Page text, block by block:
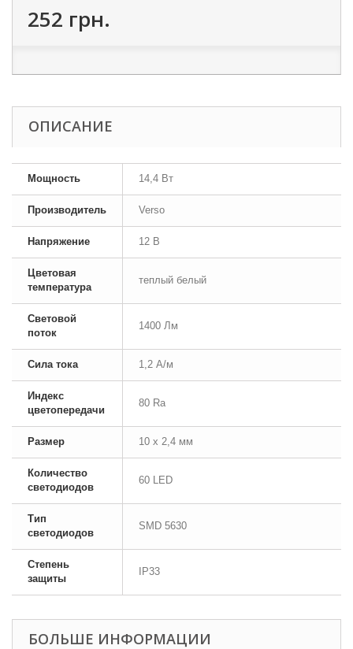
252 грн.
ОПИСАНИЕ
Мощность 14,4 Вт
Производитель Verso
Напряжение 12 В
Цветовая
температура
теплый белый
Световой
поток
1400 Лм
Сила тока 1,2 А/м
Индекс
цветопередачи
80 Ra
Размер 10 x 2,4 мм
Количество
светодиодов
60 LED
Тип
светодиодов
SMD 5630
Степень
защиты
IP33
БОЛЬШЕ ИНФОРМАЦИИ